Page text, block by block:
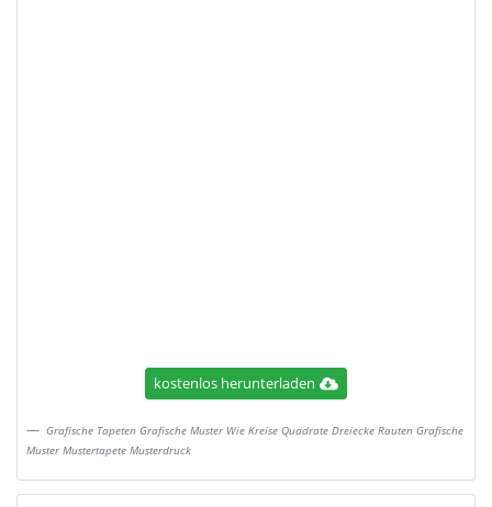
kostenlos herunterladen
Grafische Tapeten Grafische Muster Wie Kreise Quadrate Dreiecke Rauten Grafische
Muster Mustertapete Musterdruck